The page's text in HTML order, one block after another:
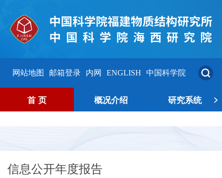
网站地图 邮箱登录 内网 ENGLISH 中国科学院
首 页 概况介绍 研究系统 >
信息公开年度报告